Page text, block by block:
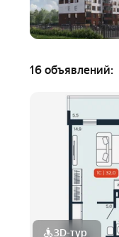
16 объявлений:
3D-тур